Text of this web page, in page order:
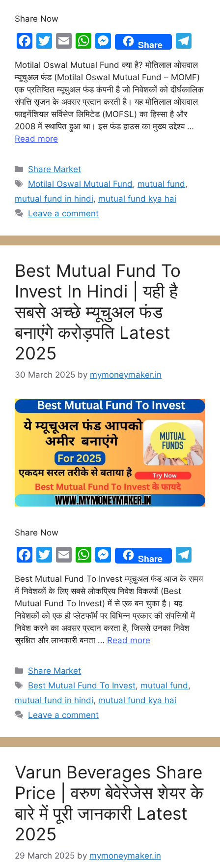
Share Now
F
a
c
e
b
o
o
T
itt
er
E
m
ai
l
W
h
at
s
A
p
p
M
e
s
s
e
n
g
Share
e
gr
a
Motilal Oswal Mutual Fund क्या है? मोतिलाल ओसवाल
म्यूचुअल फंड (Motilal Oswal Mutual Fund – MOMF)
एक प्रतिष्ठित म्यूचुअल फंड कंपनी है जो निवेशकों को दीर्घकालिक
संपत्ति सृजन के अवसर प्रदान करती है। यह मोतिलाल ओसवाल
फाइनेंशियल सर्विसेज लिमिटेड (MOFSL) का हिस्सा है और
2008 में स्थापित हुआ था। इस फंड हाउस का मुख्य उद्देश्य …
Read more
Categories
Share Market
Tags
Motilal Oswal Mutual Fund , mutual fund ,
mutual fund in hindi, mutual fund kya hai
Leave a comment
Best Mutual Fund To
Invest In Hindi | यही है
सबसे अच्छे म्यूचुअल फंड
बनाएंगे करोड़पति Latest
2025
30 March 2025 by mymoneymaker.in
Share Now
F
c
e
b
o
o
k
T
itt
er
E
ai
l
W
at
s
A
p
p
M
e
s
s
e
n
g
Share
e
a
Best Mutual Fund To Invest म्यूचुअल फंड आज के समय
में निवेशकों के लिए सबसे लोकप्रिय निवेश विकल्पों (Best
Mutual Fund To Invest) में से एक बन चुका है। यह
निवेशकों को एक ही प्लेटफॉर्म पर विभिन्न प्रकार की संपत्तियों में
निवेश करने का अवसर प्रदान करता है, जिससे उनका निवेश
सुरक्षित और लाभकारी बनता … Read more
Categories
Share Market
Tags
Best Mutual Fund To Invest, mutual fund ,
mutual fund in hindi, mutual fund kya hai
Leave a comment
Varun Beverages Share
Price | वरुण बेवेरेजेस शेयर के
बारे में पूरी जानकारी Latest
2025
29 March 2025 by mymoneymaker.in